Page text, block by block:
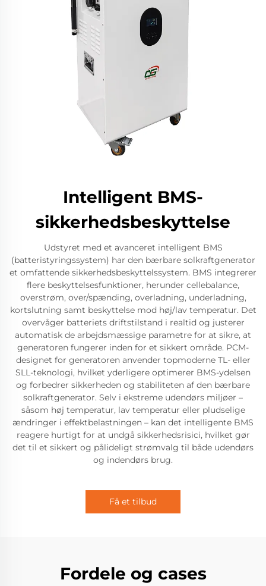
Intelligent BMS-
sikkerhedsbeskyttelse
Udstyret med et avanceret intelligent BMS
(batteristyringssystem) har den bærbare solkraftgenerator
et omfattende sikkerhedsbeskyttelssystem. BMS integrerer
flere beskyttelsesfunktioner, herunder cellebalance,
overstrøm, over/spænding, overladning, underladning,
kortslutning samt beskyttelse mod høj/lav temperatur. Det
overvåger batteriets driftstilstand i realtid og justerer
automatisk de arbejdsmæssige parametre for at sikre, at
generatoren fungerer inden for et sikkert område. PCM-
designet for generatoren anvender topmoderne TL- eller
SLL-teknologi, hvilket yderligere optimerer BMS-ydelsen
og forbedrer sikkerheden og stabiliteten af den bærbare
solkraftgenerator. Selv i ekstreme udendørs miljøer –
såsom høj temperatur, lav temperatur eller pludselige
ændringer i effektbelastningen – kan det intelligente BMS
reagere hurtigt for at undgå sikkerhedsrisici, hvilket gør
det til et sikkert og pålideligt strømvalg til både udendørs
og indendørs brug.
Få et tilbud
Fordele og cases